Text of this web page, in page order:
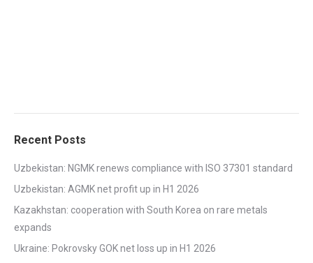
Recent Posts
Uzbekistan: NGMK renews compliance with ISO 37301 standard
Uzbekistan: AGMK net profit up in H1 2026
Kazakhstan: cooperation with South Korea on rare metals
expands
Ukraine: Pokrovsky GOK net loss up in H1 2026